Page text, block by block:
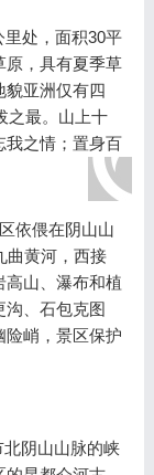
处，面积30平
原，具有夏季草
貌亚洲仅有四
之最。山上十
我之情；置身百
依偎在阴山山
曲黄河，西接
高山、瀑布和植
沟、石包克图
险峭，景区保护
阴山山脉的峡